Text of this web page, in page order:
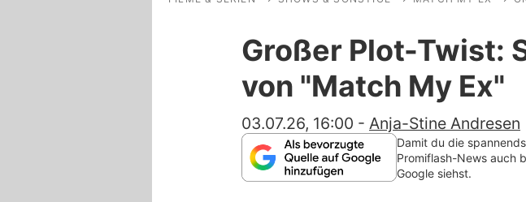
Großer Plot-Twist:
von "Match My Ex"
03.07.26, 16:00 - Anja-Stine Andresen
Damit du die
Promiflash-News auch
Google siehst.